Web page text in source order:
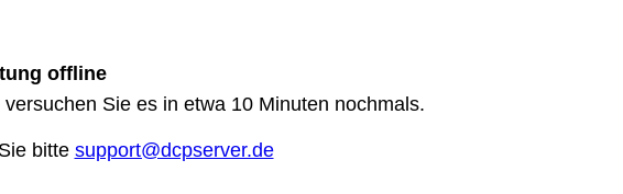
offline
Sie es in etwa 10 Minuten nochmals.
bitte support@dcpserver.de